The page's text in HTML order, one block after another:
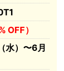
OFF）
水）〜6月